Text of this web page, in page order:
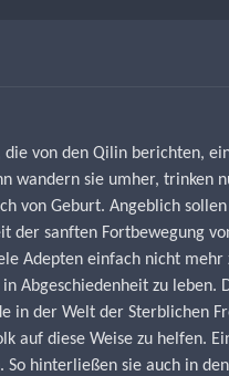
die von den Qilin
wandern sie umher, trinken
von Geburt. Angeblich
der sanften Fortbewegung
Adepten einfach nicht
Abgeschiedenheit zu leben.
in der Welt der Sterblichen
auf diese Weise zu helfen.
hinterließen sie auch in